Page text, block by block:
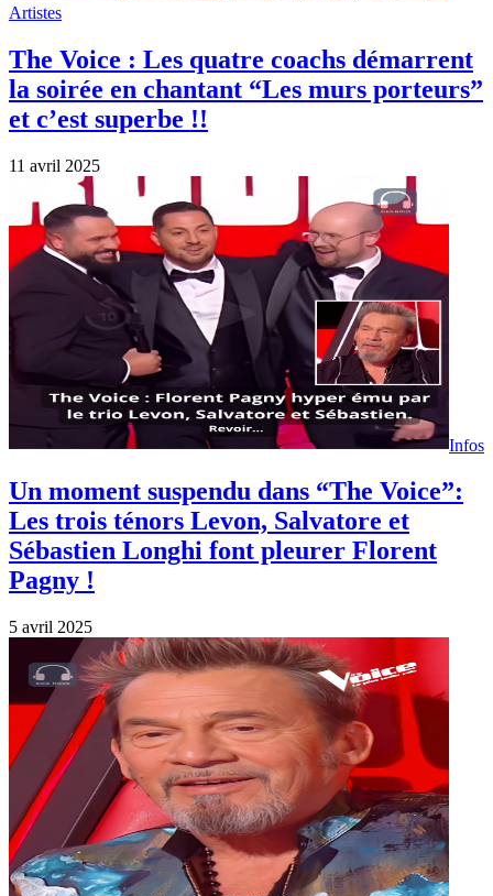
Artistes
The Voice : Les quatre coachs démarrent
la soirée en chantant “Les murs porteurs”
et c’est superbe !!
11 avril 2025
Infos
Un moment suspendu dans “The Voice”:
Les trois ténors Levon, Salvatore et
Sébastien Longhi font pleurer Florent
Pagny !
5 avril 2025